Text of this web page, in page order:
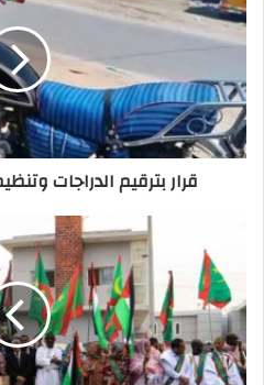
قرار بترقيم الدراجات